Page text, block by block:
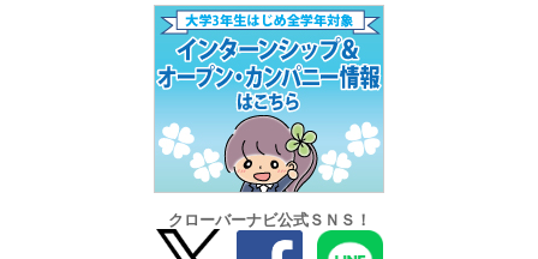
クローバーナビ公式ＳＮＳ！